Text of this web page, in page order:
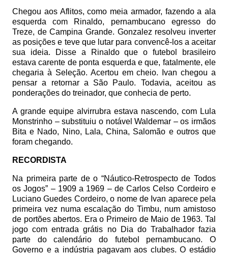
Chegou aos Aflitos, como meia armador, fazendo a ala
esquerda com Rinaldo, pernambucano egresso do
Treze, de Campina Grande. Gonzalez resolveu inverter
as posições e teve que lutar para convencê-los a aceitar
sua ideia. Disse a Rinaldo que o futebol brasileiro
estava carente de ponta esquerda e que, fatalmente, ele
chegaria à Seleção. Acertou em cheio. Ivan chegou a
pensar a retornar a São Paulo. Todavia, aceitou as
ponderações do treinador, que conhecia de perto.
A grande equipe alvirrubra estava nascendo, com Lula
Monstrinho – substituiu o notável Waldemar – os irmãos
Bita e Nado, Nino, Lala, China, Salomão e outros que
foram chegando.
RECORDISTA
Na primeira parte de o “Náutico-Retrospecto de Todos
os Jogos” – 1909 a 1969 – de Carlos Celso Cordeiro e
Luciano Guedes Cordeiro, o nome de Ivan aparece pela
primeira vez numa escalação do Timbu, num amistoso
de portões abertos. Era o Primeiro de Maio de 1963. Tal
jogo com entrada grátis no Dia do Trabalhador fazia
parte do calendário do futebol pernambucano. O
Governo e a indústria pagavam aos clubes. O estádio